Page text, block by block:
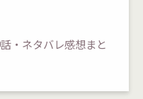
・ネタバレ感想まと